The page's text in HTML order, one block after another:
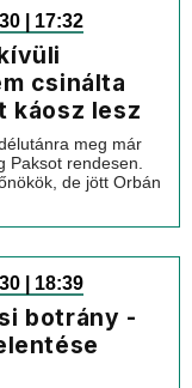
| 17:32
csinálta
káosz lesz
meg már
Paksot rendesen.
de jött Orbán
| 18:39
botrány -